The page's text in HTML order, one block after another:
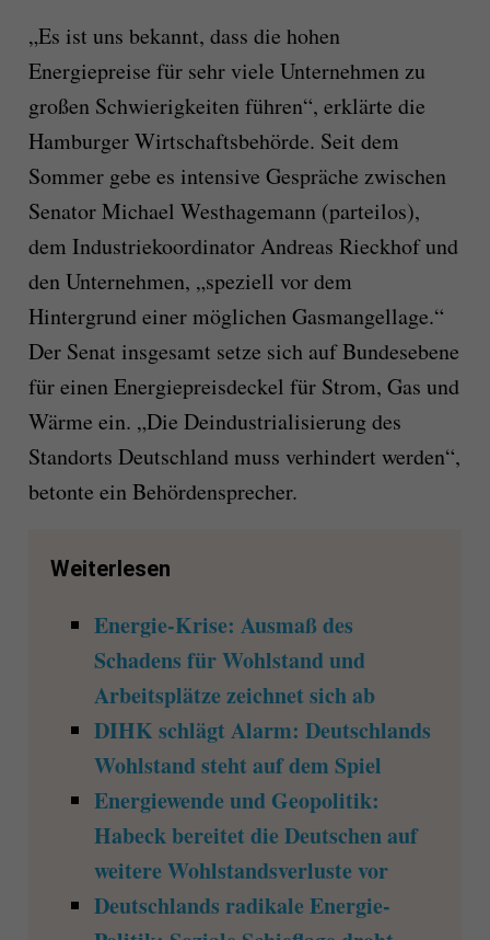
„Es ist uns bekannt, dass die hohen
Energiepreise für sehr viele Unternehmen zu
großen Schwierigkeiten führen“, erklärte die
Hamburger Wirtschaftsbehörde. Seit dem
Sommer gebe es intensive Gespräche zwischen
Senator Michael Westhagemann (parteilos),
dem Industriekoordinator Andreas Rieckhof und
den Unternehmen, „speziell vor dem
Hintergrund einer möglichen Gasmangellage.“
Der Senat insgesamt setze sich auf Bundesebene
für einen Energiepreisdeckel für Strom, Gas und
Wärme ein. „Die Deindustrialisierung des
Standorts Deutschland muss verhindert werden“,
betonte ein Behördensprecher.
Weiterlesen
Energie-Krise: Ausmaß des
Schadens für Wohlstand und
Arbeitsplätze zeichnet sich ab
DIHK schlägt Alarm: Deutschlands
Wohlstand steht auf dem Spiel
Energiewende und Geopolitik:
Habeck bereitet die Deutschen auf
weitere Wohlstandsverluste vor
Deutschlands radikale Energie-